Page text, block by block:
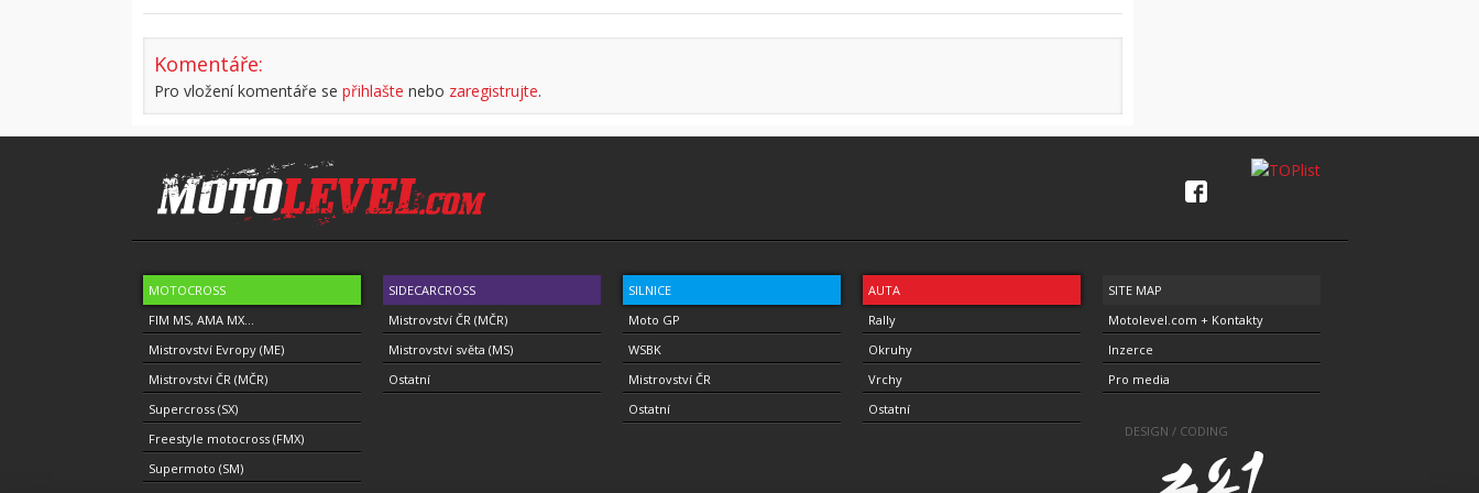
Komentáře:
Pro vložení komentáře se přihlašte nebo zaregistrujte.
MOTOCROSS
FIM MS, AMA MX...
Mistrovství Evropy (ME)
Mistrovství ČR (MČR)
Supercross (SX)
Freestyle motocross (FMX)
Supermoto (SM)
SIDECARCROSS
Mistrovství ČR (MČR)
Mistrovství světa (MS)
Ostatní
SILNICE
Moto GP
WSBK
Mistrovství ČR
Ostatní
AUTA
Rally
Okruhy
Vrchy
Ostatní
SITE MAP
Motolevel.com + Kontakty
Inzerce
Pro media
DESIGN / CODING